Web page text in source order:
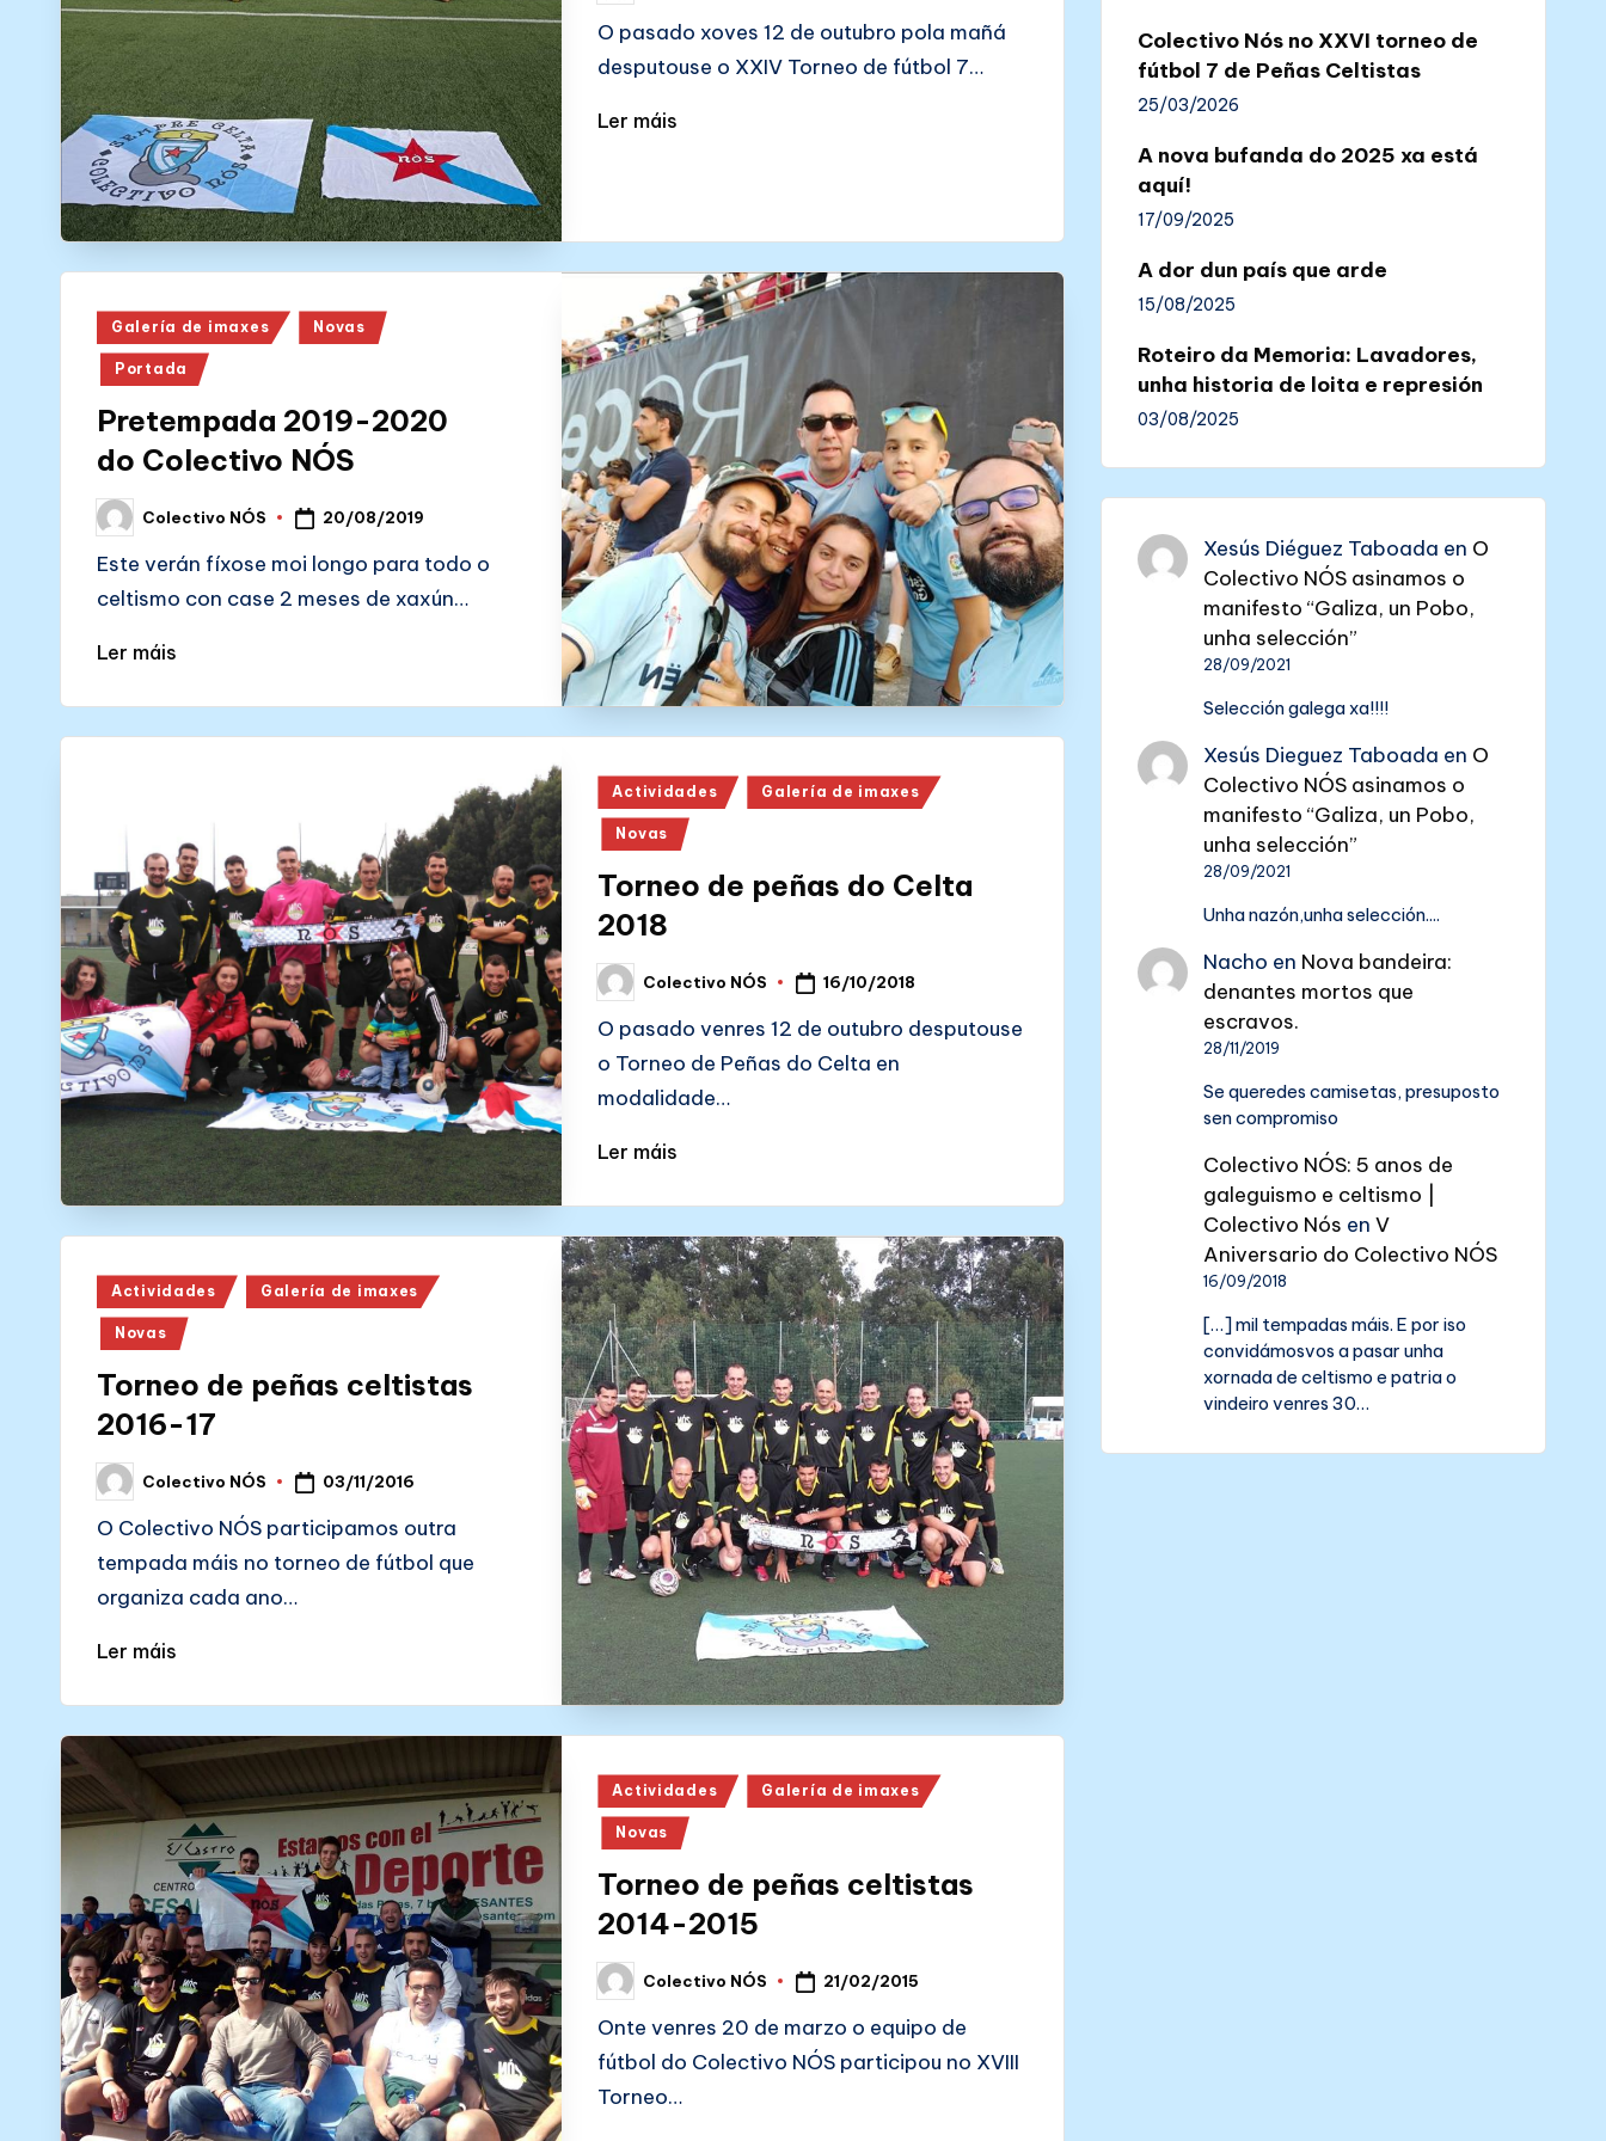
N
Ó
S
by
O pasado xoves 12 de outubro pola mañá
desputouse o XXIV Torneo de fútbol 7…
Ler máis
Posted
in
Galería de imaxes Novas
Portada
Pretempada 2019-2020
do Colectivo NÓS
Posted
by
Colectivo NÓS 20/08/2019
Este verán fíxose moi longo para todo o
celtismo con case 2 meses de xaxún…
Ler máis
Posted
in
Actividades Galería de imaxes
Novas
Torneo de peñas do Celta
2018
Posted
by
Colectivo NÓS 16/10/2018
O pasado venres 12 de outubro desputouse
o Torneo de Peñas do Celta en
modalidade…
Ler máis
Posted
in
Actividades Galería de imaxes
Novas
Torneo de peñas celtistas
2016-17
Posted
by
Colectivo NÓS 03/11/2016
O Colectivo NÓS participamos outra
tempada máis no torneo de fútbol que
organiza cada ano…
Ler máis
Posted
in
Actividades Galería de imaxes
Novas
Torneo de peñas celtistas
2014-2015
Posted
by
Colectivo NÓS 21/02/2015
Onte venres 20 de marzo o equipo de
fútbol do Colectivo NÓS participou no XVIII
Torneo…
Colectivo Nós no XXVI torneo de
fútbol 7 de Peñas Celtistas
25/03/2026
A nova bufanda do 2025 xa está
aquí!
17/09/2025
A dor dun país que arde
15/08/2025
Roteiro da Memoria: Lavadores,
unha historia de loita e represión
03/08/2025
Xesús Diéguez Taboada en O
Colectivo NÓS asinamos o
manifesto “Galiza, un Pobo,
unha selección”
28/09/2021
Selección galega xa!!!!
Xesús Dieguez Taboada en O
Colectivo NÓS asinamos o
manifesto “Galiza, un Pobo,
unha selección”
28/09/2021
Unha nazón,unha selección....
Nacho en Nova bandeira:
denantes mortos que
escravos.
28/11/2019
Se queredes camisetas, presuposto
sen compromiso
Colectivo NÓS: 5 anos de
galeguismo e celtismo |
Colectivo Nós enV
Aniversario do Colectivo NÓS
16/09/2018
[…] mil tempadas máis. E por iso
convidámosvos a pasar unha
xornada de celtismo e patria o
vindeiro venres 30…